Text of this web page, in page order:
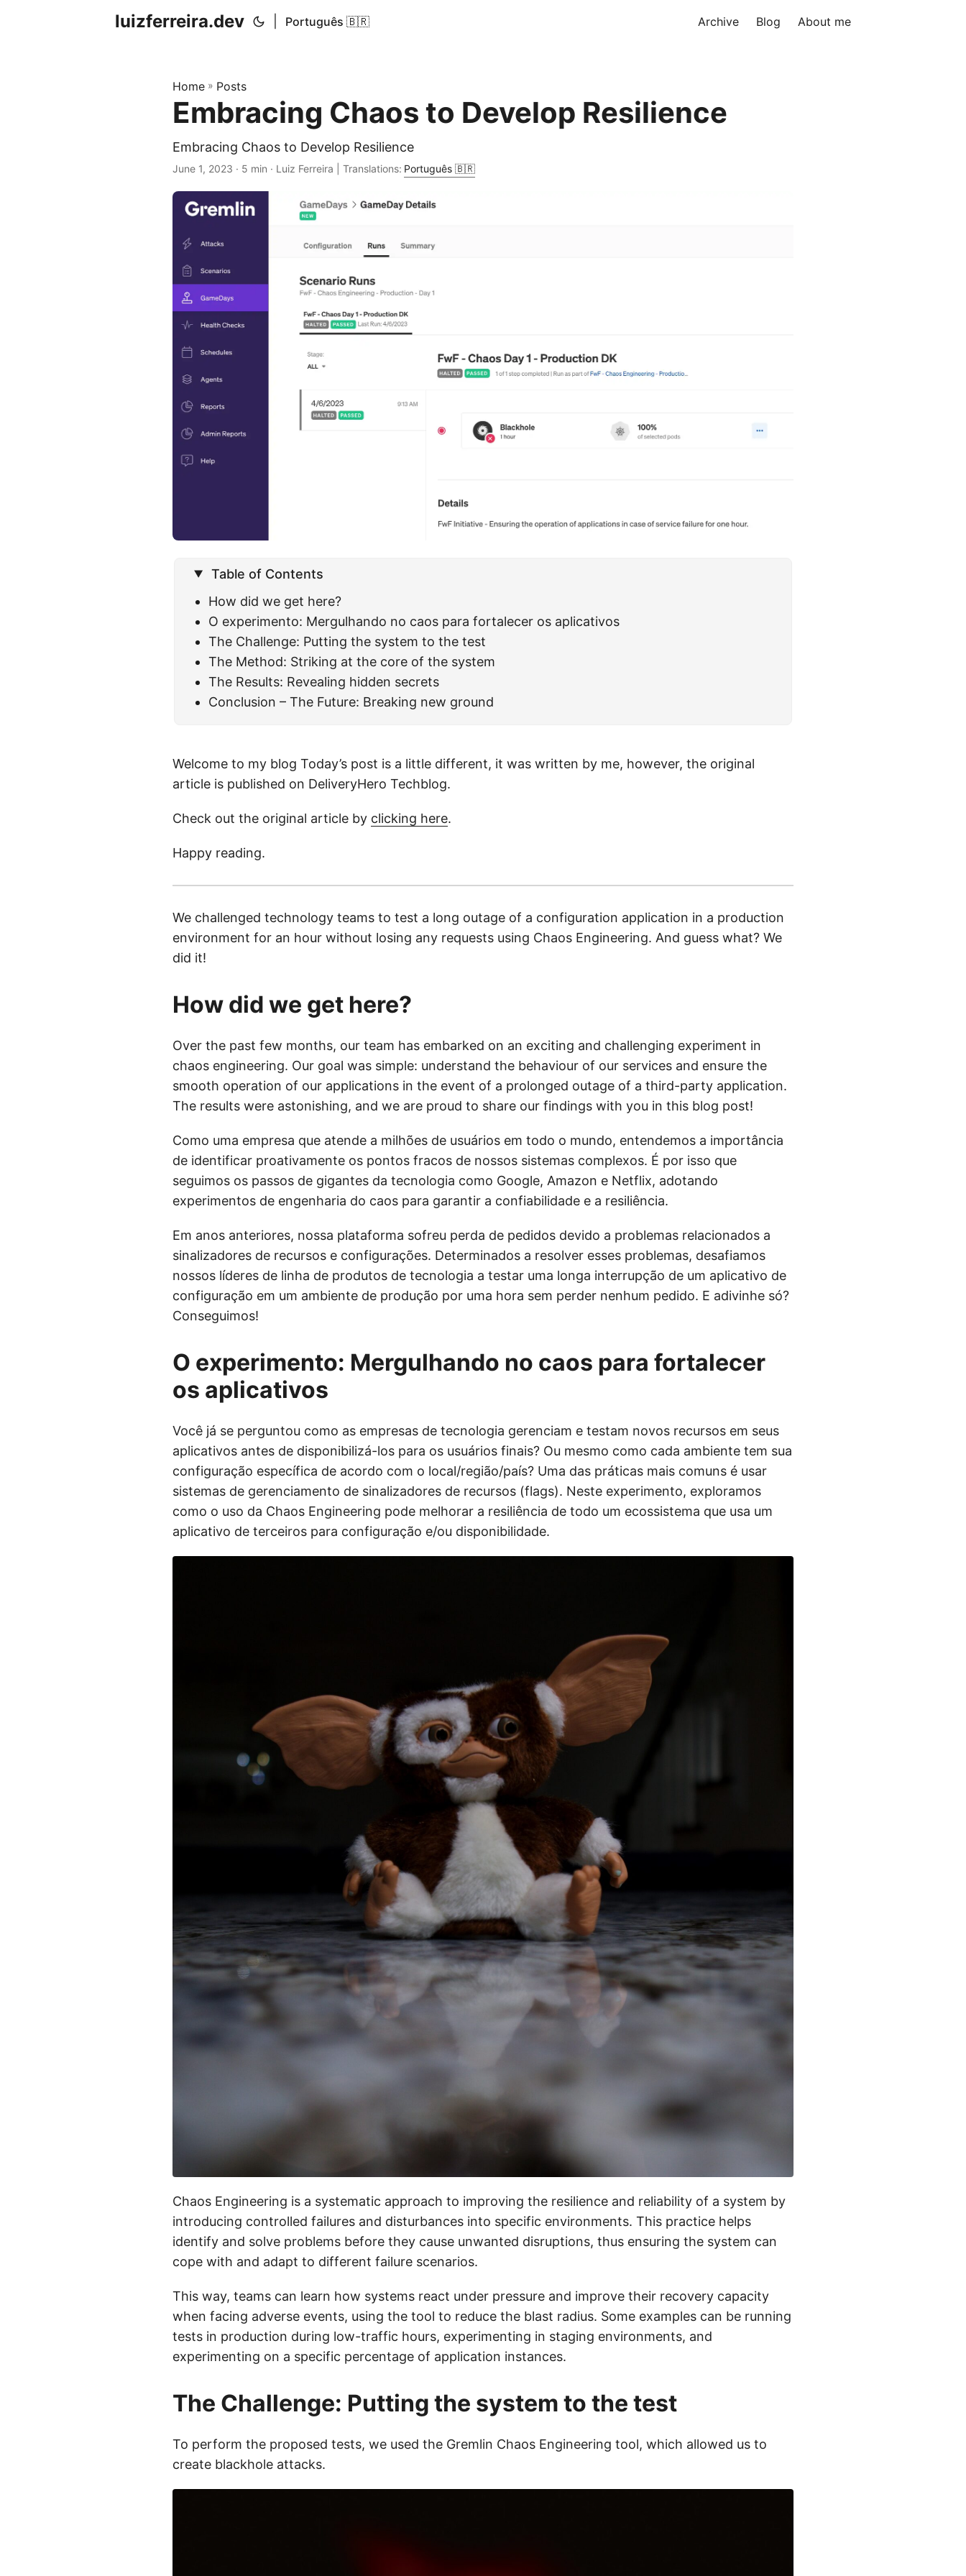
luizferreira.dev Português 🇧🇷 Archive Blog About me
Home » Posts
Embracing Chaos to Develop Resilience
Embracing Chaos to Develop Resilience
June 1, 2023 · 5 min · Luiz Ferreira | Translations: Português 🇧🇷
Table of Contents
How did we get here?
O experimento: Mergulhando no caos para fortalecer os aplicativos
The Challenge: Putting the system to the test
The Method: Striking at the core of the system
The Results: Revealing hidden secrets
Conclusion – The Future: Breaking new ground
Welcome to my blog Today’s post is a little different, it was written by me, however, the original
article is published on DeliveryHero Techblog.
Check out the original article by clicking here.
Happy reading.
We challenged technology teams to test a long outage of a configuration application in a production
environment for an hour without losing any requests using Chaos Engineering. And guess what? We
did it!
How did we get here?
Over the past few months, our team has embarked on an exciting and challenging experiment in
chaos engineering. Our goal was simple: understand the behaviour of our services and ensure the
smooth operation of our applications in the event of a prolonged outage of a third-party application.
The results were astonishing, and we are proud to share our findings with you in this blog post!
Como uma empresa que atende a milhões de usuários em todo o mundo, entendemos a importância
de identificar proativamente os pontos fracos de nossos sistemas complexos. É por isso que
seguimos os passos de gigantes da tecnologia como Google, Amazon e Netflix, adotando
experimentos de engenharia do caos para garantir a confiabilidade e a resiliência.
Em anos anteriores, nossa plataforma sofreu perda de pedidos devido a problemas relacionados a
sinalizadores de recursos e configurações. Determinados a resolver esses problemas, desafiamos
nossos líderes de linha de produtos de tecnologia a testar uma longa interrupção de um aplicativo de
configuração em um ambiente de produção por uma hora sem perder nenhum pedido. E adivinhe só?
Conseguimos!
O experimento: Mergulhando no caos para fortalecer
os aplicativos
Você já se perguntou como as empresas de tecnologia gerenciam e testam novos recursos em seus
aplicativos antes de disponibilizá-los para os usuários finais? Ou mesmo como cada ambiente tem sua
configuração específica de acordo com o local/região/país? Uma das práticas mais comuns é usar
sistemas de gerenciamento de sinalizadores de recursos (flags). Neste experimento, exploramos
como o uso da Chaos Engineering pode melhorar a resiliência de todo um ecossistema que usa um
aplicativo de terceiros para configuração e/ou disponibilidade.
Chaos Engineering is a systematic approach to improving the resilience and reliability of a system by
introducing controlled failures and disturbances into specific environments. This practice helps
identify and solve problems before they cause unwanted disruptions, thus ensuring the system can
cope with and adapt to different failure scenarios.
This way, teams can learn how systems react under pressure and improve their recovery capacity
when facing adverse events, using the tool to reduce the blast radius. Some examples can be running
tests in production during low-traffic hours, experimenting in staging environments, and
experimenting on a specific percentage of application instances.
The Challenge: Putting the system to the test
To perform the proposed tests, we used the Gremlin Chaos Engineering tool, which allowed us to
create blackhole attacks.